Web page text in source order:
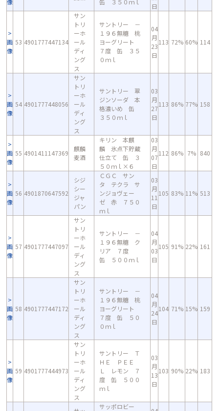
像
缶 ３５０ｍｌ
日
画
像
53 4901777447134
サン
トリ
ーホ
ール
ディ
ング
ス
サントリー －
１９６無糖 桃
ヨーグリート
７度 缶 ３５
０ｍｌ
04
月
23
日
113 72% 60% 114
画
像
54 4901777448056
サン
トリ
ーホ
ール
ディ
ング
ス
サントリー 翠
ジンソーダ 本
格濃いめ 缶
３５０ｍｌ
03
月
27
日
113 86% 77% 158
画
像
55 4901411147369
麒麟
麦酒
キリン 本麒
麟 氷点下貯蔵
仕立て 缶 ３
５０ｍｌ×６
03
月
07
日
112 86% 7% 840
画
像
56 4901870647592
シジ
シー
ジャ
パン
ＣＧＣ サン
タ テクラ サ
ンジョヴェー
ゼ 赤 ７５０
ｍｌ
03
月
11
日
105 83% 11% 513
画
像
57 4901777447097
サン
トリ
ーホ
ール
ディ
ング
ス
サントリー －
１９６無糖 ク
リア ７度
缶 ５００ｍｌ
04
月
03
日
105 91% 22% 161
画
像
58 4901777447172
サン
トリ
ーホ
ール
ディ
ング
ス
サントリー －
１９６無糖 桃
ヨーグリート
７度 缶 ５０
０ｍｌ
04
月
24
日
104 71% 15% 159
画
像
59 4901777444973
サン
トリ
ーホ
ール
ディ
ング
ス
サントリー Ｔ
ＨＥ ＰＥＥ
Ｌ レモン ７
度 缶 ５００
ｍｌ
03
月
13
日
103 90% 22% 183
サッポロビー